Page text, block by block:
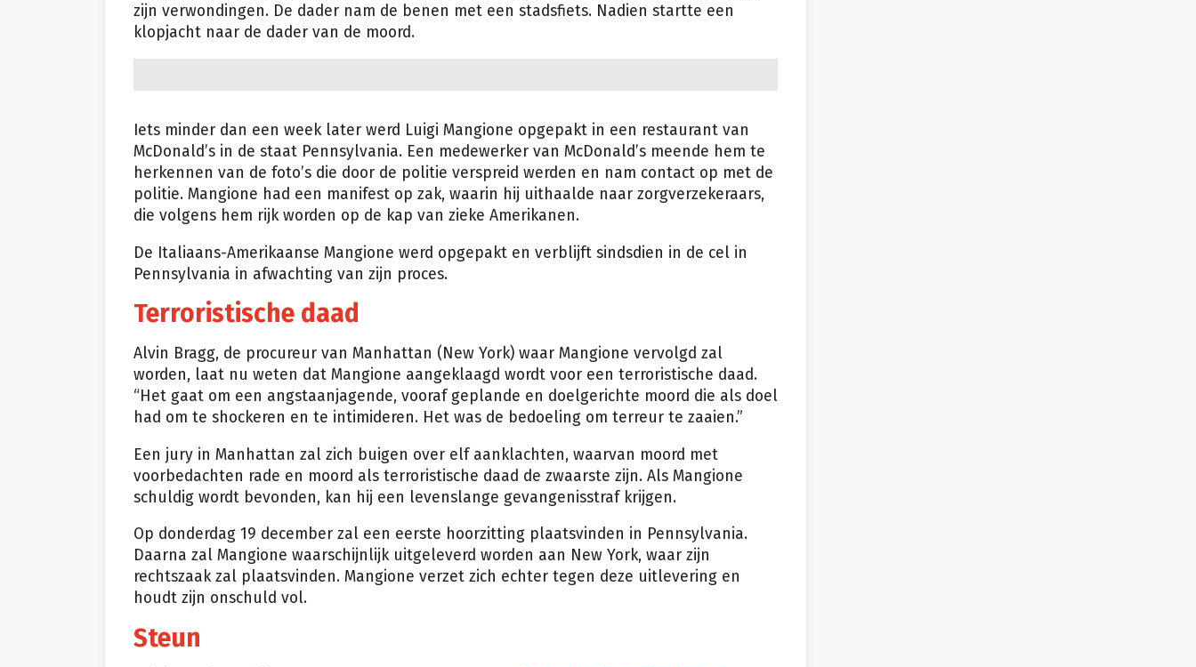
zijn verwondingen. De dader nam de benen met een stadsfiets. Nadien startte een
klopjacht naar de dader van de moord.
Iets minder dan een week later werd Luigi Mangione opgepakt in een restaurant van
McDonald’s in de staat Pennsylvania. Een medewerker van McDonald’s meende hem te
herkennen van de foto’s die door de politie verspreid werden en nam contact op met de
politie. Mangione had een manifest op zak, waarin hij uithaalde naar zorgverzekeraars,
die volgens hem rijk worden op de kap van zieke Amerikanen.
De Italiaans-Amerikaanse Mangione werd opgepakt en verblijft sindsdien in de cel in
Pennsylvania in afwachting van zijn proces.
Terroristische daad
Alvin Bragg, de procureur van Manhattan (New York) waar Mangione vervolgd zal
worden, laat nu weten dat Mangione aangeklaagd wordt voor een terroristische daad.
“Het gaat om een angstaanjagende, vooraf geplande en doelgerichte moord die als doel
had om te shockeren en te intimideren. Het was de bedoeling om terreur te zaaien.”
Een jury in Manhattan zal zich buigen over elf aanklachten, waarvan moord met
voorbedachten rade en moord als terroristische daad de zwaarste zijn. Als Mangione
schuldig wordt bevonden, kan hij een levenslange gevangenisstraf krijgen.
Op donderdag 19 december zal een eerste hoorzitting plaatsvinden in Pennsylvania.
Daarna zal Mangione waarschijnlijk uitgeleverd worden aan New York, waar zijn
rechtszaak zal plaatsvinden. Mangione verzet zich echter tegen deze uitlevering en
houdt zijn onschuld vol.
Steun